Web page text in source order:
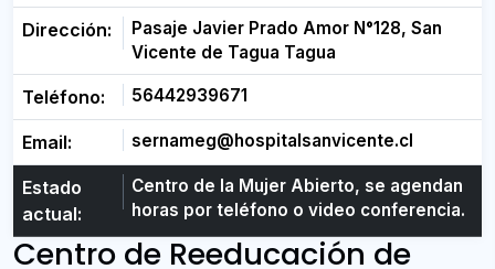
Dirección:
Pasaje Javier Prado Amor N°128, San
Vicente de Tagua Tagua
Teléfono: 56442939671
Email: sernameg@hospitalsanvicente.cl
Estado
actual:
Centro de la Mujer Abierto, se agendan
horas por teléfono o video conferencia.
Centro de Reeducación de